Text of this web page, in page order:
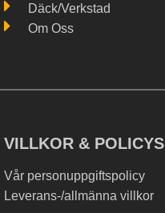
Däck/Verkstad
Om Oss
VILLKOR & POLICYS
Vår personuppgiftspolicy
Leverans-/allmänna villkor